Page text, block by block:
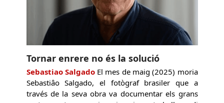
Tornar enrere no és la solució
Sebastiao SalgadoEl mes de maig (2025) moria
Sebastiâo Salgado, el fotògraf brasiler que a
través de la seva obra va documentar els grans